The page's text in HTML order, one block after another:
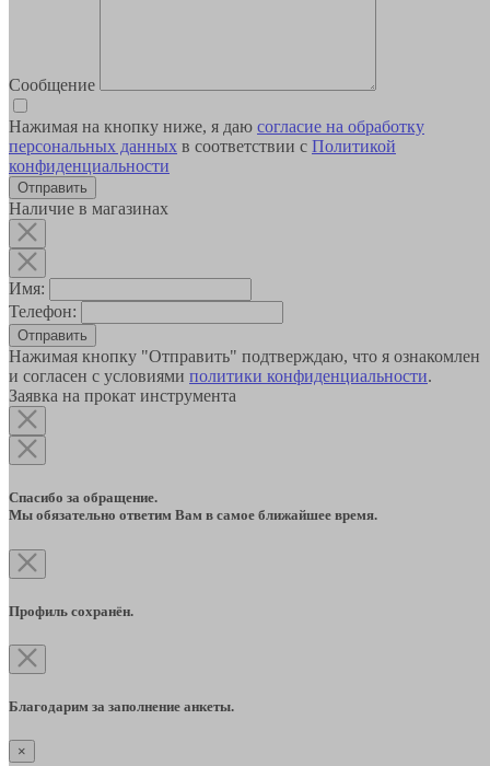
Сообщение
Нажимая на кнопку ниже, я даю согласие на обработку
персональных данных в соответствии с Политикой
конфиденциальности
Наличие в магазинах
Имя:
Телефон:
Отправить
Нажимая кнопку "Отправить" подтверждаю, что я ознакомлен
и согласен с условиями политики конфиденциальности.
Заявка на прокат инструмента
Спасибо за обращение.
Мы обязательно ответим Вам в самое ближайшее время.
Профиль сохранён.
Благодарим за заполнение анкеты.
×